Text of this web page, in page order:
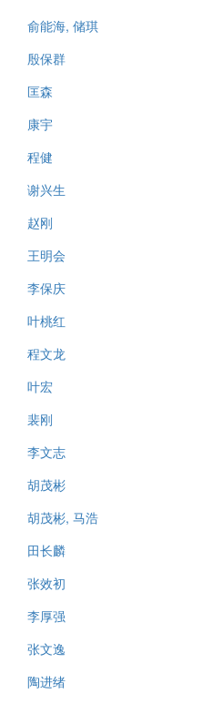
俞能海, 储琪
殷保群
匡森
康宇
程健
谢兴生
赵刚
王明会
李保庆
叶桃红
程文龙
叶宏
裴刚
李文志
胡茂彬
胡茂彬, 马浩
田长麟
张效初
李厚强
张文逸
陶进绪